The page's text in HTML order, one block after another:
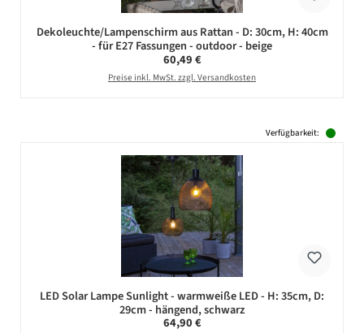
Dekoleuchte/Lampenschirm aus Rattan - D: 30cm, H: 40cm
- für E27 Fassungen - outdoor - beige
Regulärer Preis:
60,49 €
Preise inkl. MwSt. zzgl. Versandkosten
Verfügbarkeit:
LED Solar Lampe Sunlight - warmweiße LED - H: 35cm, D:
29cm - hängend, schwarz
Regulärer Preis:
64,90 €